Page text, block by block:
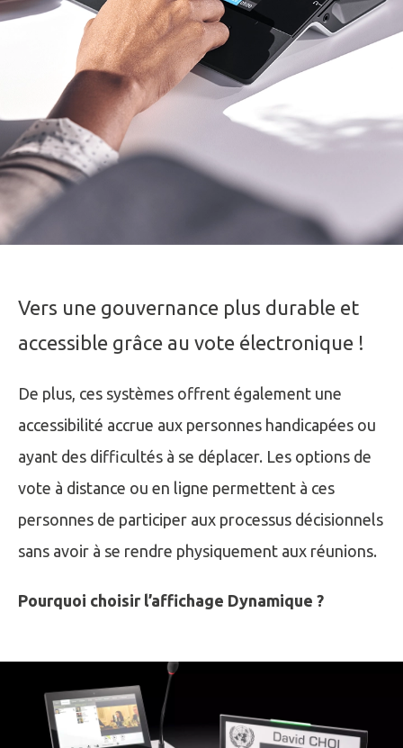
Vers une gouvernance plus durable et
accessible grâce au vote électronique !
De plus, ces systèmes offrent également une
accessibilité accrue aux personnes handicapées ou
ayant des difficultés à se déplacer. Les options de
vote à distance ou en ligne permettent à ces
personnes de participer aux processus décisionnels
sans avoir à se rendre physiquement aux réunions.
Pourquoi choisir l’affichage Dynamique ?